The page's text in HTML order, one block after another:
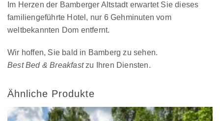
Im Herzen der Bamberger Altstadt erwartet Sie dieses
familiengeführte Hotel, nur 6 Gehminuten vom
weltbekannten Dom entfernt.
Wir hoffen, Sie bald in Bamberg zu sehen.
Best Bed & Breakfastzu Ihren Diensten.
Ähnliche Produkte